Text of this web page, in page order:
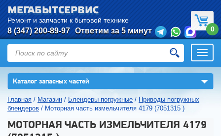
МЕГАБЫТСЕРВИС
Ремонт и запчасти к бытовой технике
8 (347) 200-89-97 Ответим за 5 минут 0
Каталог запасных частей ▼
Главная / Магазин / Блендеры погружные / Приводы погружных
блендеров / Моторная часть измельчителя 4179 (7051315 )
МОТОРНАЯ ЧАСТЬ ИЗМЕЛЬЧИТЕЛЯ 4179